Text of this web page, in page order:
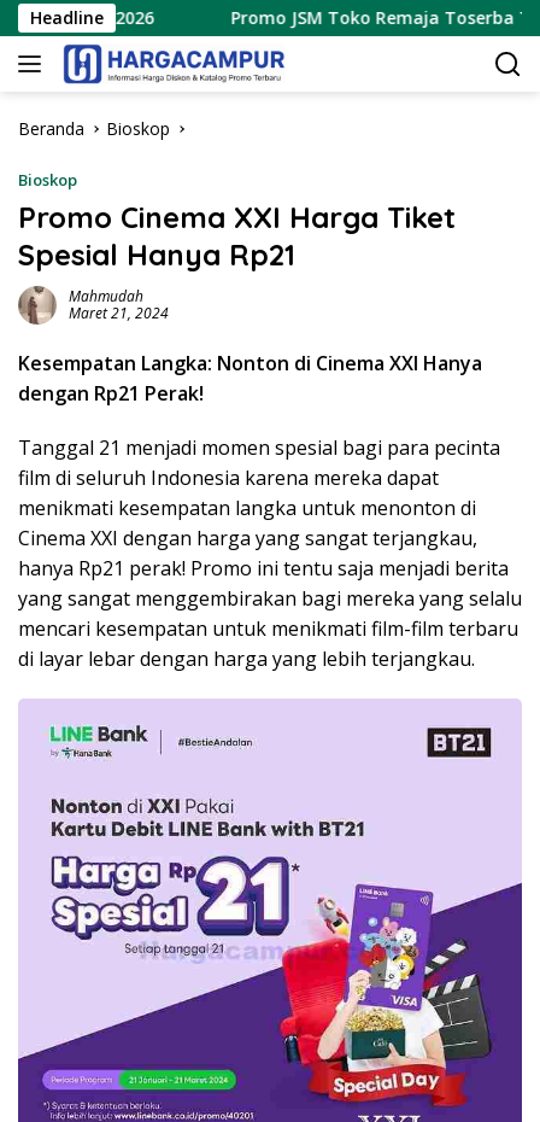
Langsung
ke
konten
Headline
2026 Promo JSM Toko Remaja Toserba
Beranda Bioskop
Bioskop
Promo Cinema XXI Harga Tiket
Spesial Hanya Rp21
Mahmudah
Maret 21, 2024
Kesempatan Langka: Nonton di Cinema XXI Hanya
dengan Rp21 Perak!
Tanggal 21 menjadi momen spesial bagi para pecinta
film di seluruh Indonesia karena mereka dapat
menikmati kesempatan langka untuk menonton di
Cinema XXI dengan harga yang sangat terjangkau,
hanya Rp21 perak! Promo ini tentu saja menjadi berita
yang sangat menggembirakan bagi mereka yang selalu
mencari kesempatan untuk menikmati film-film terbaru
di layar lebar dengan harga yang lebih terjangkau.